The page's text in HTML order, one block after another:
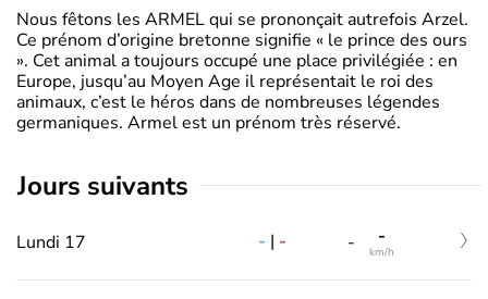
Nous fêtons les ARMEL qui se prononçait autrefois Arzel.
Ce prénom d’origine bretonne signifie « le prince des ours
». Cet animal a toujours occupé une place privilégiée : en
Europe, jusqu’au Moyen Age il représentait le roi des
animaux, c’est le héros dans de nombreuses légendes
germaniques. Armel est un prénom très réservé.
jours suivants
Lundi 17 - | - - -
km/h